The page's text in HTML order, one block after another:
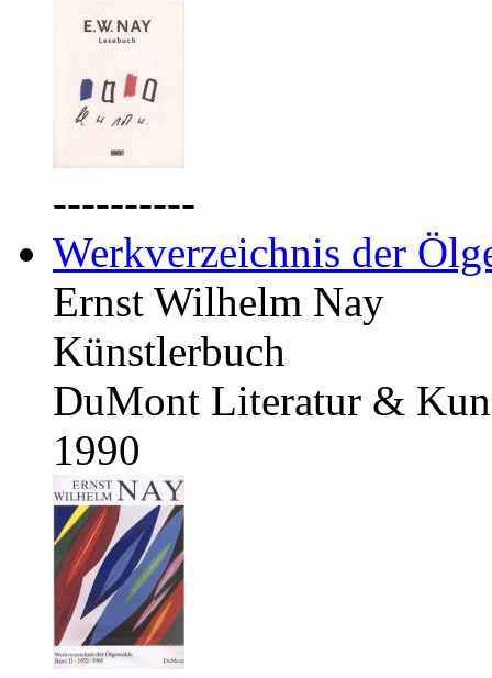
----------
Werkverzeichnis der
Ernst Wilhelm Nay
Künstlerbuch
DuMont Literatur &
1990